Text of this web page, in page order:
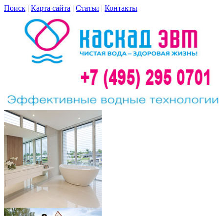
Поиск | Карта сайта | Статьи | Контакты